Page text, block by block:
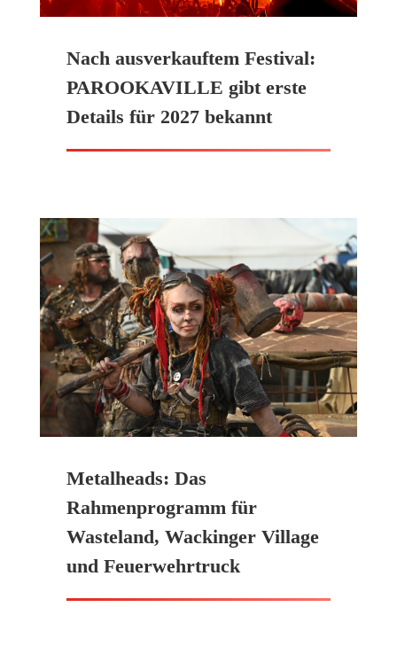
Nach ausverkauftem Festival:
PAROOKAVILLE gibt erste
Details für 2027 bekannt
Metalheads: Das
Rahmenprogramm für
Wasteland, Wackinger Village
und Feuerwehrtruck